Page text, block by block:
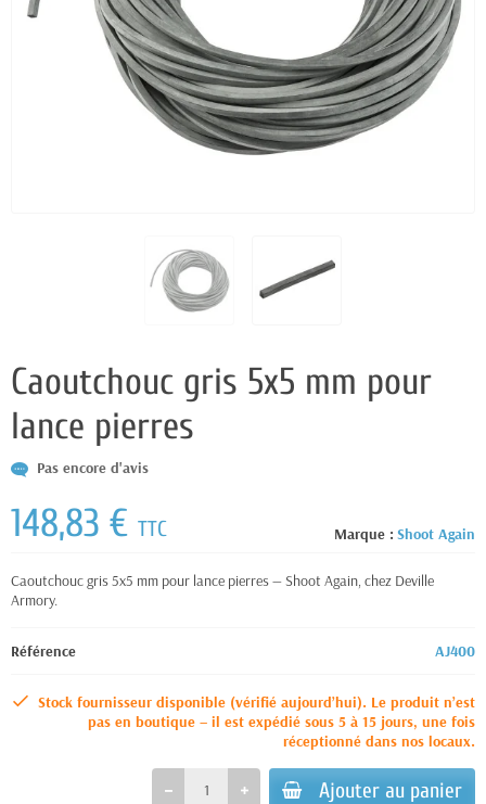
Caoutchouc gris 5x5 mm pour
lance pierres
Pas encore d'avis
Marque : Shoot Again
148,83 € TTC
Caoutchouc gris 5x5 mm pour lance pierres — Shoot Again, chez Deville
Armory.
Référence AJ400
Stock fournisseur disponible (vérifié aujourd’hui). Le produit n’est
pas en boutique – il est expédié sous 5 à 15 jours, une fois
réceptionné dans nos locaux.
Ajouter au panier